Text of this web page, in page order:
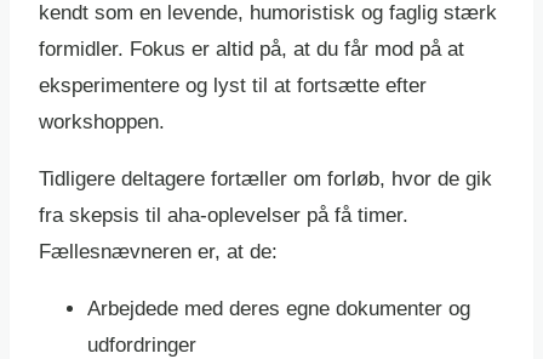
kendt som en levende, humoristisk og faglig stærk
formidler. Fokus er altid på, at du får mod på at
eksperimentere og lyst til at fortsætte efter
workshoppen.
Tidligere deltagere fortæller om forløb, hvor de gik
fra skepsis til aha-oplevelser på få timer.
Fællesnævneren er, at de:
Arbejdede med deres egne dokumenter og
udfordringer